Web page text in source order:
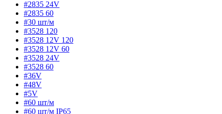
#2835 24V
#2835 60
#30 шт/м
#3528 120
#3528 12V 120
#3528 12V 60
#3528 24V
#3528 60
#36V
#48V
#5V
#60 шт/м
#60 шт/м IP65